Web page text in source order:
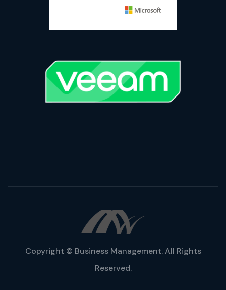
Copyright © Business Management. All Rights
Reserved.